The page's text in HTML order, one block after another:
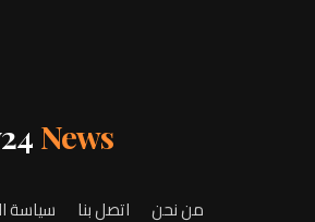
News
من نحن اتصل بنا سياسة